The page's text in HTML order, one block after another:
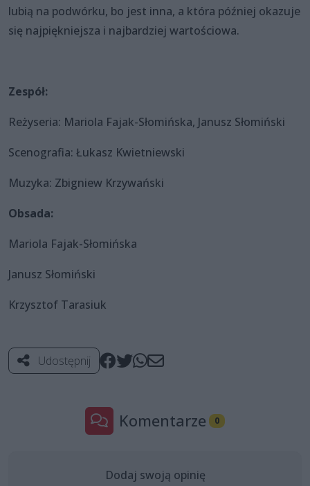
lubią na podwórku, bo jest inna, a która później okazuje
się najpiękniejsza i najbardziej wartościowa.
Zespół:
Reżyseria: Mariola Fajak-Słomińska, Janusz Słomiński
Scenografia: Łukasz Kwietniewski
Muzyka: Zbigniew Krzywański
Obsada:
Mariola Fajak-Słomińska
Janusz Słomiński
Krzysztof Tarasiuk
Udostępnij
Komentarze 0
Dodaj swoją opinię